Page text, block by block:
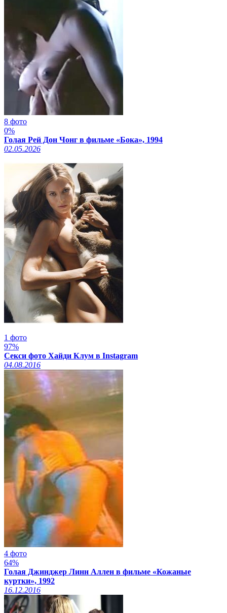
8 фото
0%
Голая Рей Дон Чонг в фильме «Бока», 1994
02.05.2026
1 фото
97%
Секси фото Хайди Клум в Instagram
04.08.2016
4 фото
64%
Голая Джинджер Линн Аллен в фильме «Кожаные
куртки», 1992
16.12.2016